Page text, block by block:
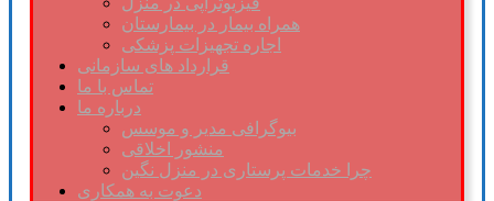
همراه بیمار در بیمارستان
اجاره تجهیزات پزشکی
قرارداد های سازمانی
تماس با ما
درباره ما
بیوگرافی مدیر و موسس
منشور اخلاقی
چرا خدمات پرستاری در منزل نگین
دعوت به همکاری